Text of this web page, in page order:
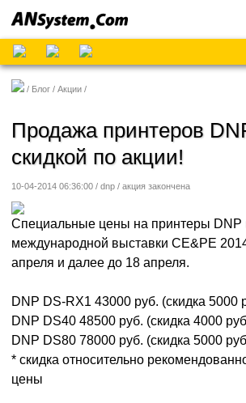
Блог Акции
Продажа принтеров
скидкой по акции!
10-04-2014 06:36:00 / dnp / акция закончена
Специальные цены на принтеры DNP
международной выставки CE&PE
апреля и далее до 18 апреля.
DNP DS-RX1 43000 руб. (скидка 5000
DNP DS40 48500 руб. (скидка 4000
DNP DS80 78000 руб. (скидка 5000
* скидка относительно
цены